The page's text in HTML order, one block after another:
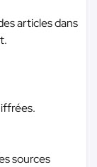
articles dans
sources